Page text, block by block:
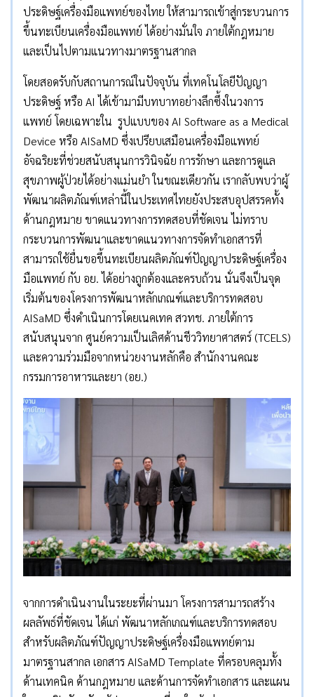
ประดิษฐ์เครื่องมือแพทย์ของไทย ให้สามารถเข้าสู่กระบวนการ
ขึ้นทะเบียนเครื่องมือแพทย์ ได้อย่างมั่นใจ ภายใต้กฎหมาย
และเป็นไปตามแนวทางมาตรฐานสากล
โดยสอดรับกับสถานการณ์ในปัจจุบัน ที่เทคโนโลยีปัญญา
ประดิษฐ์ หรือ AI ได้เข้ามามีบทบาทอย่างลึกซึ้งในวงการ
แพทย์ โดยเฉพาะใน รูปแบบของ AI Software as a Medical
Device หรือ AISaMD ซึ่งเปรียบเสมือนเครื่องมือแพทย์
อัจฉริยะที่ช่วยสนับสนุนการวินิจฉัย การรักษา และการดูแล
สุขภาพผู้ป่วยได้อย่างแม่นยำ ในขณะเดียวกัน เรากลับพบว่าผู้
พัฒนาผลิตภัณฑ์เหล่านี้ในประเทศไทยยังประสบอุปสรรคทั้ง
ด้านกฎหมาย ขาดแนวทางการทดสอบที่ชัดเจน ไม่ทราบ
กระบวนการพัฒนาและขาดแนวทางการจัดทำเอกสารที่
สามารถใช้ยื่นขอขึ้นทะเบียนผลิตภัณฑ์ปัญญาประดิษฐ์เครื่อง
มือแพทย์ กับ อย. ได้อย่างถูกต้องและครบถ้วน นั่นจึงเป็นจุด
เริ่มต้นของโครงการพัฒนาหลักเกณฑ์และบริการทดสอบ
AISaMD ซึ่งดำเนินการโดยเนคเทค สวทช. ภายใต้การ
สนับสนุนจาก ศูนย์ความเป็นเลิศด้านชีววิทยาศาสตร์ (TCELS)
และความร่วมมือจากหน่วยงานหลักคือ สำนักงานคณะ
กรรมการอาหารและยา (อย.)
จากการดำเนินงานในระยะที่ผ่านมา โครงการสามารถสร้าง
ผลลัพธ์ที่ชัดเจน ได้แก่ พัฒนาหลักเกณฑ์และบริการทดสอบ
สำหรับผลิตภัณฑ์ปัญญาประดิษฐ์เครื่องมือแพทย์ตาม
มาตรฐานสากล เอกสาร AISaMD Template ที่ครอบคลุมทั้ง
ด้านเทคนิค ด้านกฎหมาย และด้านการจัดทำเอกสาร และแผน